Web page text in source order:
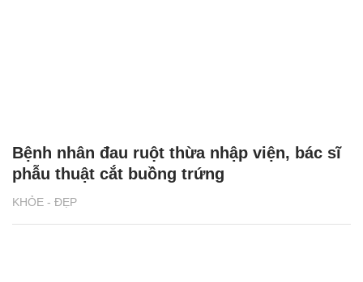
KHỎE - ĐẸP
Bệnh nhân đau ruột thừa nhập viện, bác sĩ
phẫu thuật cắt buồng trứng